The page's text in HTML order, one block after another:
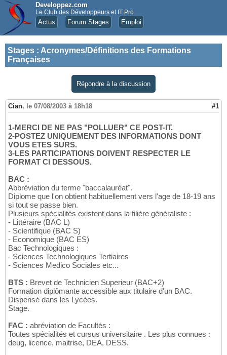
Developpez.com
Le Club des Développeurs et IT Pro
Actus Forum Stages Emploi
Stages : Acronymes/Définitions des Formations
Françaises
Répondre à la discussion
Cian, le 07/08/2003 à 18h18 #1
1-MERCI DE NE PAS "POLLUER" CE POST-IT.
2-POSTEZ UNIQUEMENT DES INFORMATIONS DONT
VOUS ETES SURS.
3-LES PARTICIPATIONS DOIVENT RESPECTER LE
FORMAT CI DESSOUS.
BAC :
Abbréviation du terme "baccalauréat".
Diplome que l'on obtient habituellement vers l'age de 18-19 ans
si tout se passe bien.
Plusieurs spécialités existent dans la filière généraliste :
- Littéraire (BAC L)
- Scientifique (BAC S)
- Economique (BAC ES)
Bac Technologiques :
- Sciences Technologiques Tertiaires
- Sciences Medico Sociales etc...
BTS : Brevet de Technicien Superieur (BAC+2)
Formation diplômante accessible aux titulaire d'un BAC.
Dispensé dans les Lycées.
Stage.
FAC : abréviation de Facultés :
Toutes spécialités et cursus universitaire . Les plus connues :
deug, licence, maitrise, DEA, DESS.